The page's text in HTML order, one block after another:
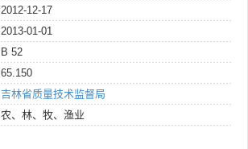
2012-12-17
2013-01-01
B 52
65.150
吉林省质量技术监督局
农、林、牧、渔业